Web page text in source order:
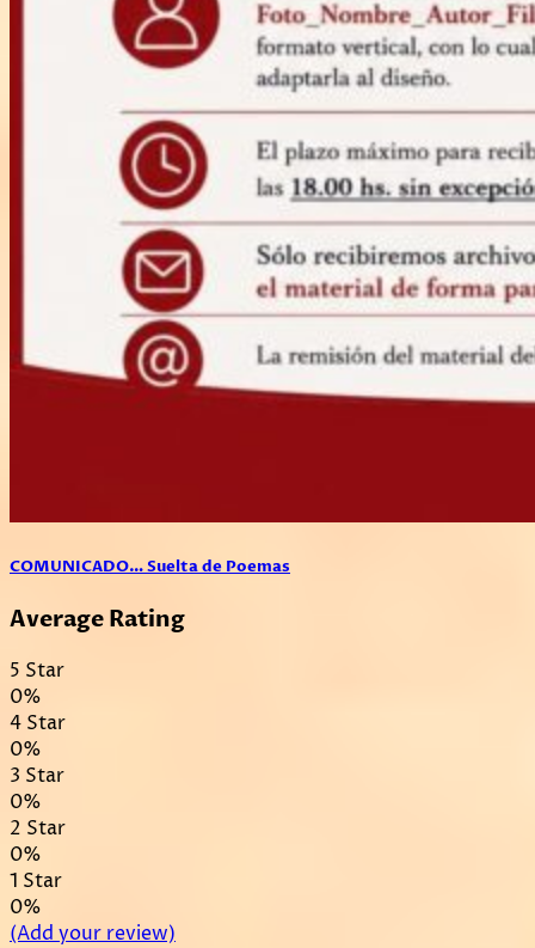
COMUNICADO… Suelta de Poemas
Average Rating
5 Star
0%
4 Star
0%
3 Star
0%
2 Star
0%
1 Star
0%
(Add your review)